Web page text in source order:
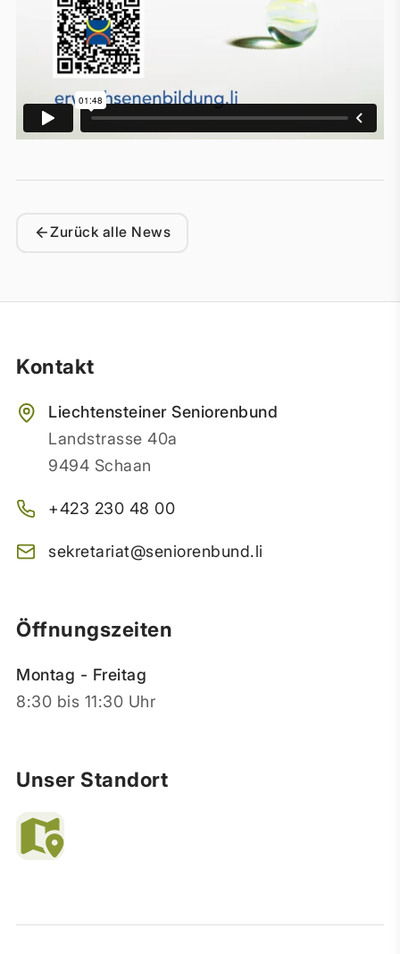
Zurück alle News
Kontakt
Liechtensteiner Seniorenbund
Landstrasse 40a
9494 Schaan
+423 230 48 00
sekretariat@seniorenbund.li
Öffnungszeiten
Montag - Freitag
8:30 bis 11:30 Uhr
Unser Standort